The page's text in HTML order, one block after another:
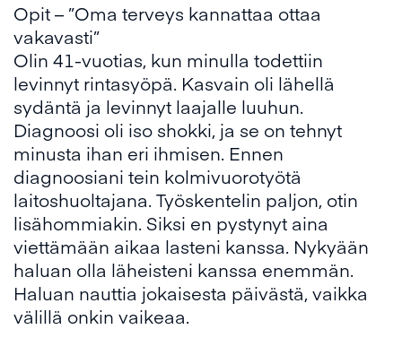
Opit – ”Oma terveys kannattaa ottaa
vakavasti”
Olin 41-vuotias, kun minulla todettiin
levinnyt rintasyöpä. Kasvain oli lähellä
sydäntä ja levinnyt laajalle luuhun.
Diagnoosi oli iso shokki, ja se on tehnyt
minusta ihan eri ihmisen. Ennen
diagnoosiani tein kolmivuorotyötä
laitoshuoltajana. Työskentelin paljon, otin
lisähommiakin. Siksi en pystynyt aina
viettämään aikaa lasteni kanssa. Nykyään
haluan olla läheisteni kanssa enemmän.
Haluan nauttia jokaisesta päivästä, vaikka
välillä onkin vaikeaa.